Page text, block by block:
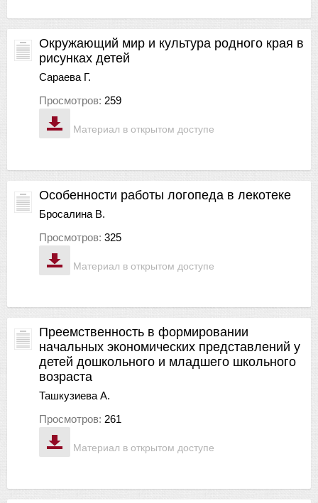
Материал в открытом доступе
Окружающий мир и культура родного края в
рисунках детей
Сараева Г.
Просмотров: 259
Материал в открытом доступе
Особенности работы логопеда в лекотеке
Бросалина В.
Просмотров: 325
Материал в открытом доступе
Преемственность в формировании
начальных экономических представлений у
детей дошкольного и младшего школьного
возраста
Ташкузиева А.
Просмотров: 261